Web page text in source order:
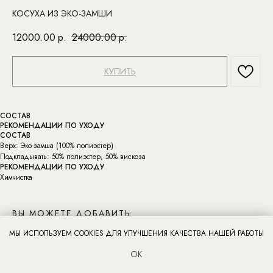
МЫ ИСПОЛЬЗУЕМ COOKIES ДЛЯ УЛУЧШЕНИЯ КАЧЕСТВА НАШЕЙ РАБОТЫ
ОК
КОСУХА ИЗ ЭКО-ЗАМШИ
12000.00 р. 24000.00р.
КУПИТЬ
СОСТАВ
РЕКОМЕНДАЦИИ ПО УХОДУ
СОСТАВ
Верх: Эко-замша (100% полиэстер)
Подкладывать: 50% полиэстер, 50% вискоза
РЕКОМЕНДАЦИИ ПО УХОДУ
Химчистка
ВЫ МОЖЕТЕ ДОБАВИТЬ